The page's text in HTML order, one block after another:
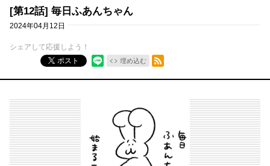
[第12話] 毎日ふあんちゃん
2024年04月12日
シェアして応援しよう！
ポスト
埋め込む
RSSフィード